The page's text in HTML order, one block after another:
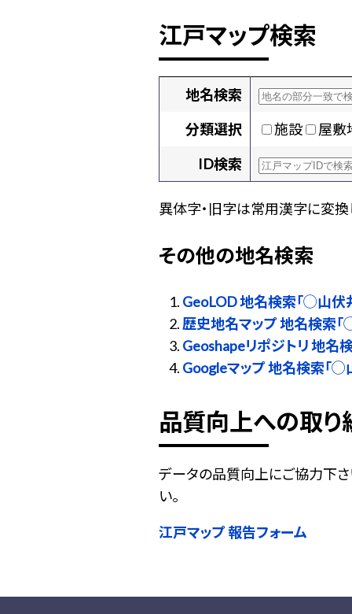
江戸マップ検索
地名検索
分類選択
施設
屋敷
ID検索
異体字・旧字は常用漢字に変
その他の地名検索
GeoLOD 地名検索「◯山伏
歴史地名マップ 地名検索「
Geoshapeリポジトリ 地名
Googleマップ 地名検索「◯
品質向上への取り
データの品質向上にご協力下
い。
江戸マップ 報告フォーム